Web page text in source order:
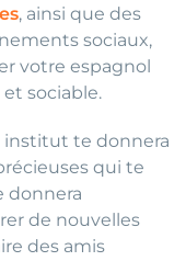
, ainsi que des
sociaux,
votre espagnol
sociable.
institut te donnera
qui te
donnera
de nouvelles
des amis